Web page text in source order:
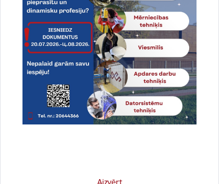
Aizvērt
Dalīties
Vai šī informācija bija noderīga?